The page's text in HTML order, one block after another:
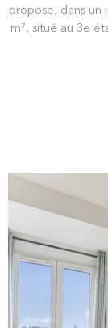
propose, dans un
m², situé au 3e
avec WC
baigné de
d’un